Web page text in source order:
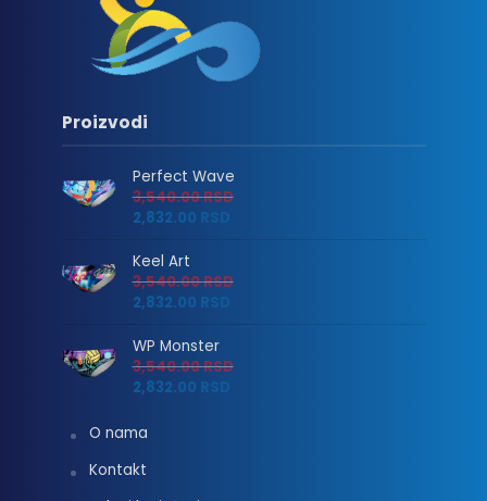
Proizvodi
Perfect Wave
3,540.00RSD
2,832.00 RSD
Keel Art
3,540.00RSD
2,832.00 RSD
WP Monster
3,540.00RSD
2,832.00 RSD
O nama
Kontakt